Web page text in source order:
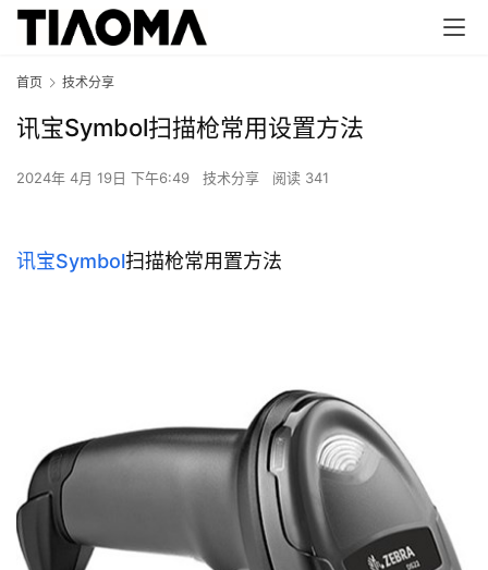
首页 技术分享
讯宝Symbol扫描枪常用设置方法
2024年 4月 19日 下午6:49 技术分享 阅读 341
讯宝Symbol扫描枪常用置方法